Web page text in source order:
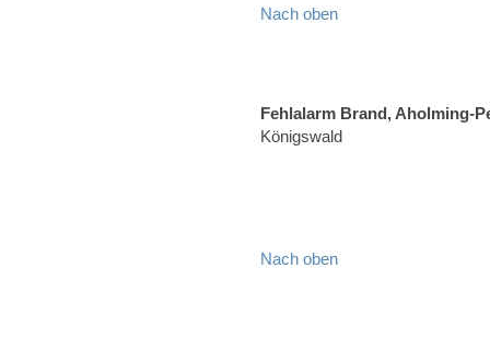
Nach oben
Fehlalarm Brand, Aholming-
Königswald
Nach oben